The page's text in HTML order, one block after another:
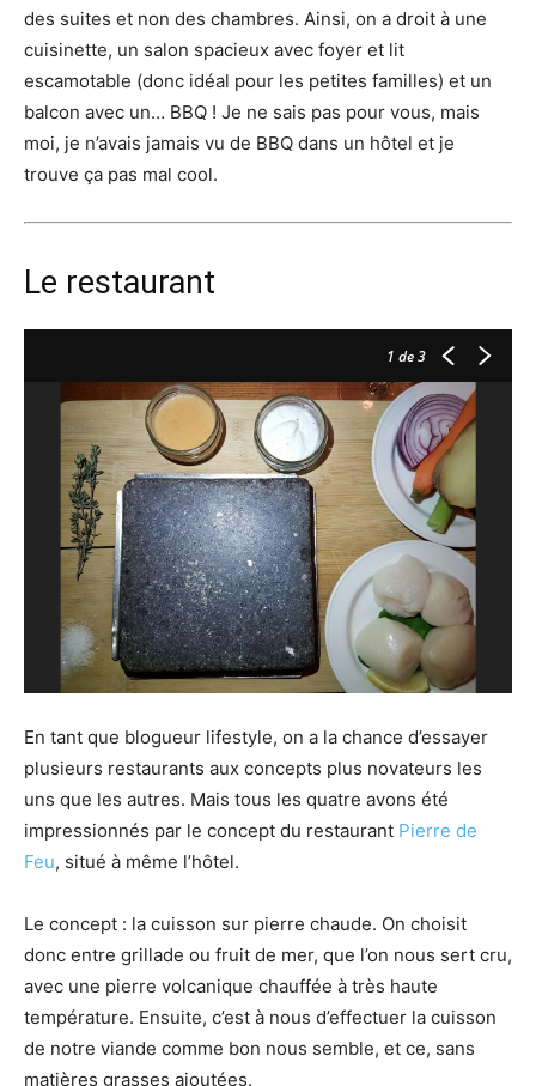
des suites et non des chambres. Ainsi, on a droit à une
cuisinette, un salon spacieux avec foyer et lit
escamotable (donc idéal pour les petites familles) et un
balcon avec un… BBQ ! Je ne sais pas pour vous, mais
moi, je n’avais jamais vu de BBQ dans un hôtel et je
trouve ça pas mal cool.
Le restaurant
1 de 3
En tant que blogueur lifestyle, on a la chance d’essayer
plusieurs restaurants aux concepts plus novateurs les
uns que les autres. Mais tous les quatre avons été
impressionnés par le concept du restaurant Pierre de
Feu, situé à même l’hôtel.
Le concept : la cuisson sur pierre chaude. On choisit
donc entre grillade ou fruit de mer, que l’on nous sert cru,
avec une pierre volcanique chauffée à très haute
température. Ensuite, c’est à nous d’effectuer la cuisson
de notre viande comme bon nous semble, et ce, sans
matières grasses ajoutées.